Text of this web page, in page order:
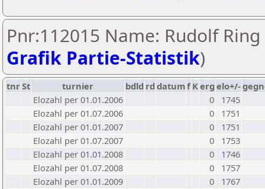
Pnr:112015 Name: Rudolf Ring
Grafik Partie-Statistik)
tnrSt turnier bdld rd datumf Kerg elo+/-
Elozahl per 01.01.2006
0
1745
Elozahl per 01.07.2006
0
1751
Elozahl per 01.01.2007
0
1751
Elozahl per 01.07.2007
0
1753
Elozahl per 01.01.2008
0
1746
Elozahl per 01.07.2008
0
1757
Elozahl per 01.01.2009
0
1767